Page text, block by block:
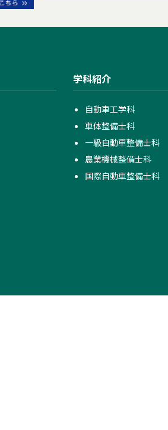
学科紹介
自動車工学科
車体整備士科
一級自動車整備士科
農業機械整備士科
国際自動車整備士科